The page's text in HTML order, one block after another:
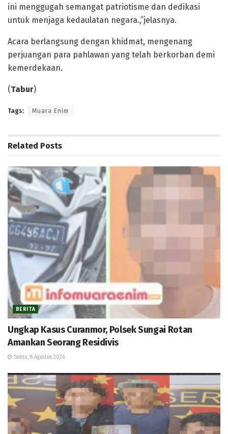
ini menggugah semangat patriotisme dan dedikasi
untuk menjaga kedaulatan negara.,”jelasnya.
Acara berlangsung dengan khidmat, mengenang
perjuangan para pahlawan yang telah berkorban demi
kemerdekaan.
(Tabur)
Tags: Muara Enim
Related Posts
BERITA
Ungkap Kasus Curanmor, Polsek Sungai Rotan
Amankan Seorang Residivis
Sabtu, 8 Agustus 2026